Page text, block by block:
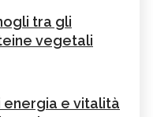
tra gli
vegetali
energia e vitalità